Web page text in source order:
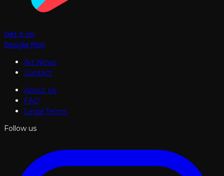
Get it on
Google Play
Art News
Contact
About Us
FAQ
Legal Terms
Follow us